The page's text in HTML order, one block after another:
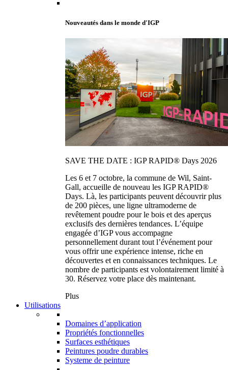
Nouveautés dans le monde d'IGP
SAVE THE DATE : IGP RAPID® Days 2026
Les 6 et 7 octobre, la commune de Wil, Saint-
Gall, accueille de nouveau les IGP RAPID®
Days. Là, les participants peuvent découvrir plus
de 200 pièces, une ligne ultramoderne de
revêtement poudre pour le bois et des aperçus
exclusifs des dernières tendances. L’équipe
engagée d’IGP vous accompagne
personnellement durant tout l’événement pour
vous offrir une expérience intense, riche en
découvertes et en connaissances techniques. Le
nombre de participants est volontairement limité à
30. Réservez votre place dès maintenant.
Plus
Utilisations
Domaines d’application
Propriétés fonctionnelles
Surfaces esthétiques
Peintures poudre durables
Systeme de peinture